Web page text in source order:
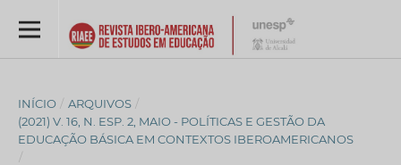
INÍCIO / ARQUIVOS /
(2021) V. 16, N. ESP. 2, MAIO - POLÍTICAS E GESTÃO DA
EDUCAÇÃO BÁSICA EM CONTEXTOS IBEROAMERICANOS
/